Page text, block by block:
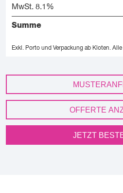
MwSt. 8.1%
Summe
Exkl. Porto und Verpackung ab Kloten. Alle
OFFERTE
JETZT